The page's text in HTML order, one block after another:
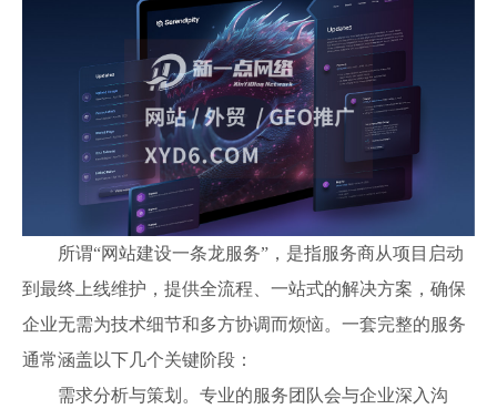
所谓“网站建设一条龙服务”，是指服务商从项目启动
到最终上线维护，提供全流程、一站式的解决方案，确保
企业无需为技术细节和多方协调而烦恼。一套完整的服务
通常涵盖以下几个关键阶段：
需求分析与策划。专业的服务团队会与企业深入沟